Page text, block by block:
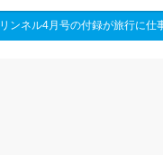
リンネル4月号の付録が旅行に